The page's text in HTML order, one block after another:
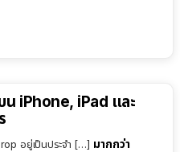
น iPhone, iPad และ
อยู่เป็นประจำ […] มากกว่า